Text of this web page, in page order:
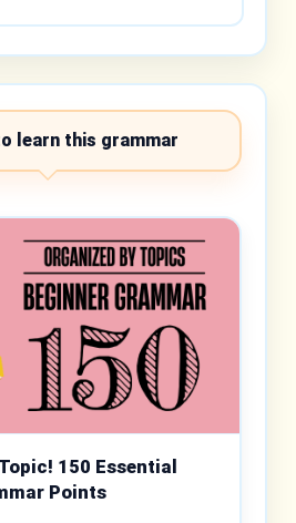
learn this grammar
150 Essential
Points